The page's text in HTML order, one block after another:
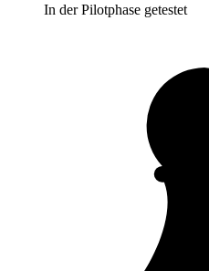
In der Pilotphase getestet